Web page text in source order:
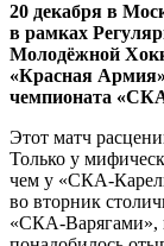
20 декабря в
в рамках
Молодёжной
«Красная
чемпионата
Этот матч
Только у
чем у «СКА-
во вторник
«СКА-Варягами»,